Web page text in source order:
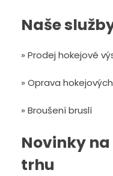
Naše
» Prodej hokejové
» Oprava
» Broušení bruslí
Novinky
trhu